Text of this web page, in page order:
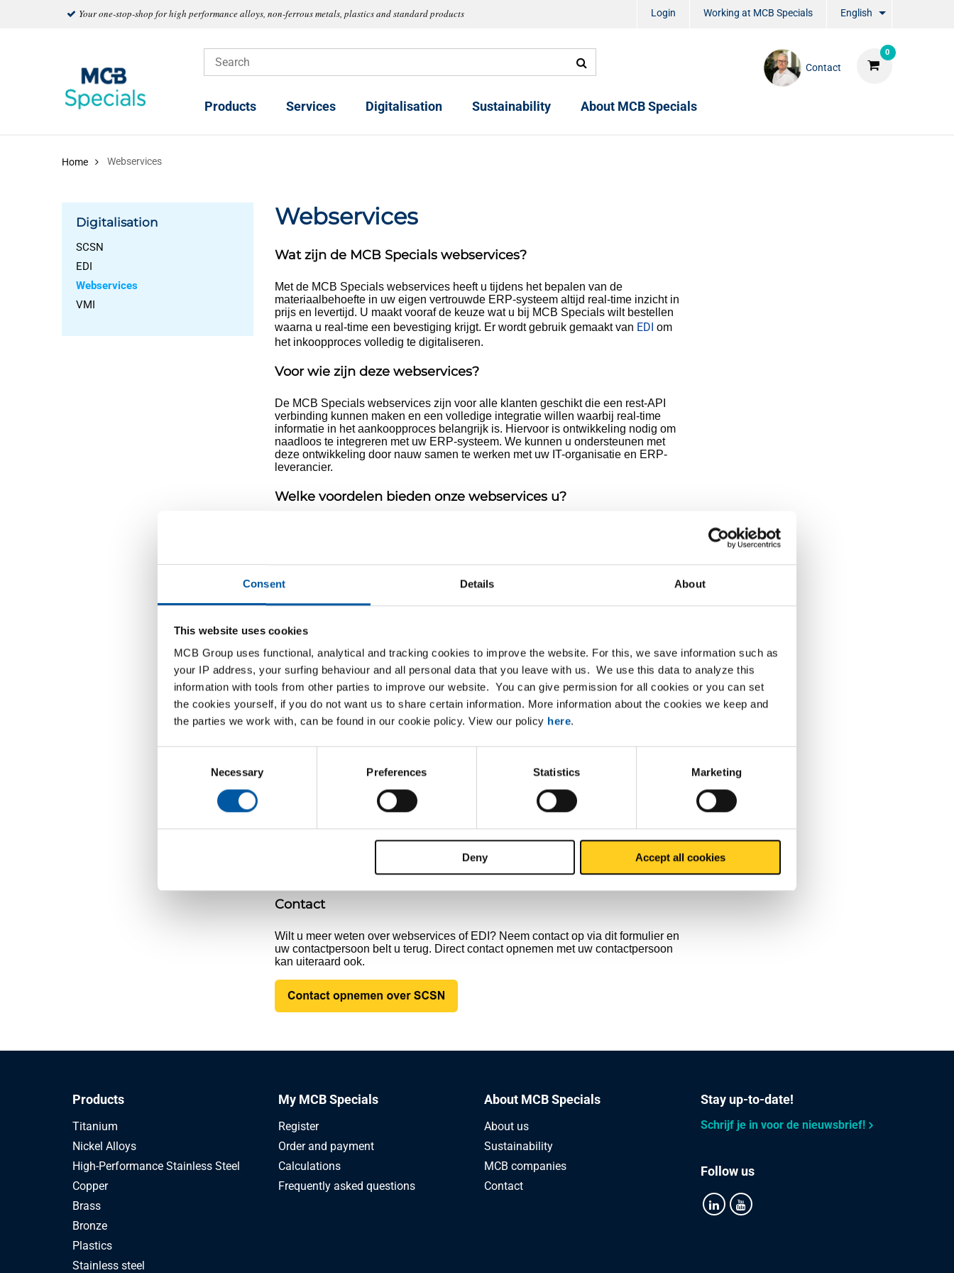
Consent Details About
This website uses cookies
MCB Group uses functional, analytical and tracking cookies to improve the website. For this, we save information such as
your IP address, your surfing behaviour and all personal data that you leave with us. We use this data to analyze this
information with tools from other parties to improve our website. You can give permission for all cookies or you can set
the cookies yourself, if you do not want us to share certain information. More information about the cookies we keep and
the parties we work with, can be found in our cookie policy. View our policy here.
Necessary Preferences Statistics Marketing
Deny Accept all cookies
Your one-stop-shop for high performance alloys, non-ferrous metals, plastics and standard products Login Working at MCB Specials English
0
Contact
Products Services Digitalisation Sustainability About MCB Specials
Home Webservices
Digitalisation
SCSN
EDI
Webservices
VMI
Webservices
Wat zijn de MCB Specials webservices?
Met de MCB Specials webservices heeft u tijdens het bepalen van de
materiaalbehoefte in uw eigen vertrouwde ERP-systeem altijd real-time inzicht in
prijs en levertijd. U maakt vooraf de keuze wat u bij MCB Specials wilt bestellen
waarna u real-time een bevestiging krijgt. Er wordt gebruik gemaakt van EDI om
het inkoopproces volledig te digitaliseren.
Voor wie zijn deze webservices?
De MCB Specials webservices zijn voor alle klanten geschikt die een rest-API
verbinding kunnen maken en een volledige integratie willen waarbij real-time
informatie in het aankoopproces belangrijk is. Hiervoor is ontwikkeling nodig om
naadloos te integreren met uw ERP-systeem. We kunnen u ondersteunen met
deze ontwikkeling door nauw samen te werken met uw IT-organisatie en ERP-
leverancier.
Welke voordelen bieden onze webservices u?
Verpakkingskosten
Certificaatkosten
Verzendkosten
Wat is er nodig om van de webservices gebruik te maken
richten om digitaal met ons te ondernemen:
Unieke artikelnummers en de relatie naar MCB Specials artikelnummers
ISO standaard besteleenheden en verpakkingseenheden
Een EDI-connectie voor het verwerken van de pakbon en factuur
Contact
Wilt u meer weten over webservices of EDI? Neem contact op via dit formulier en
uw contactpersoon belt u terug. Direct contact opnemen met uw contactpersoon
kan uiteraard ook.
Products
Titanium
Nickel Alloys
High-Performance Stainless Steel
Copper
Brass
Bronze
Plastics
Stainless steel
My MCB Specials
Register
Order and payment
Calculations
Frequently asked questions
About MCB Specials
About us
Sustainability
MCB companies
Contact
Stay up-to-date!
Schrijf je in voor de nieuwsbrief!
Follow us